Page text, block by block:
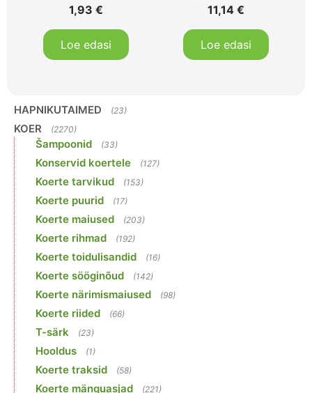
1,93 €
Loe edasi
11,14€
Loe edasi
HAPNIKUTAIMED (23)
KOER (2270)
Šampoonid (33)
Konservid koertele (127)
Koerte tarvikud (153)
Koerte puurid (17)
Koerte maiused (203)
Koerte rihmad (192)
Koerte toidulisandid (16)
Koerte sööginõud (142)
Koerte närimismaiused (98)
Koerte riided (66)
T-särk (23)
Hooldus (1)
Koerte traksid (58)
Koerte mänguasjad (221)